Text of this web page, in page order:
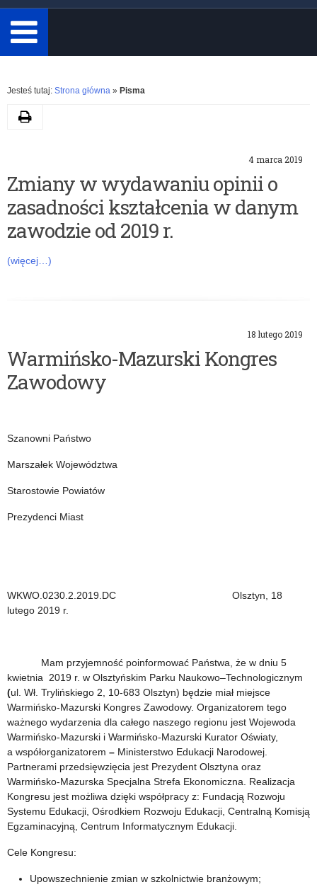
minimum
3
znaki.
Rozwiń
Jesteś tutaj: Strona główna » Pisma
a
t
e
g
i
a
:
P
i
s
4 marca 2019
Zmiany w wydawaniu opinii o
zasadności kształcenia w danym
zawodzie od 2019 r.
(więcej…)
18 lutego 2019
Warmińsko-Mazurski Kongres
Zawodowy
Szanowni Państwo
Marszałek Województwa
Starostowie Powiatów
Prezydenci Miast
WKWO.0230.2.2019.DC Olsztyn, 18
lutego 2019 r.
Mam przyjemność poinformować Państwa, że w dniu 5
kwietnia 2019 r. w Olsztyńskim Parku Naukowo–Technologicznym
(ul. Wł. Trylińskiego 2, 10-683 Olsztyn) będzie miał miejsce
Warmińsko-Mazurski Kongres Zawodowy. Organizatorem tego
ważnego wydarzenia dla całego naszego regionu jest Wojewoda
Warmińsko-Mazurski i Warmińsko-Mazurski Kurator Oświaty,
a współorganizatorem – Ministerstwo Edukacji Narodowej.
Partnerami przedsięwzięcia jest Prezydent Olsztyna oraz
Warmińsko-Mazurska Specjalna Strefa Ekonomiczna. Realizacja
Kongresu jest możliwa dzięki współpracy z: Fundacją Rozwoju
Systemu Edukacji, Ośrodkiem Rozwoju Edukacji, Centralną Komisją
Egzaminacyjną, Centrum Informatycznym Edukacji.
Cele Kongresu:
Upowszechnienie zmian w szkolnictwie branżowym;